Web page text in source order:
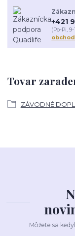
Tovar
ZÁVODNÉ
+421
(Po-Pi, 9-
Môžete sa